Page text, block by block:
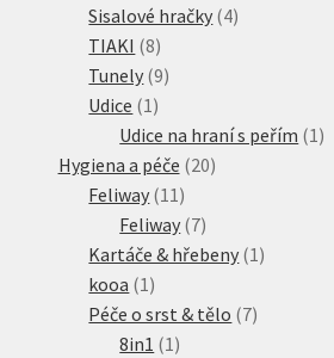
produkty
Sisalové hračky 44
TIAKI 88
produktů
Tunely 99
Udice 1 1
produkt
Udice na hraní s peřím 1 1
Hygiena a péče 2020
Feliway 11 11
produktů
Feliway 77
produktů
Kartáče & hřebeny 1 1
kooa 1 1
produkt
Péče o srst & tělo 77
8in1 1 1